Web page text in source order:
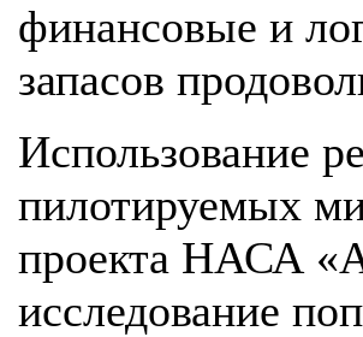
финансовые и
запасов
Использование
пилотируемых
проекта НАСА
исследование